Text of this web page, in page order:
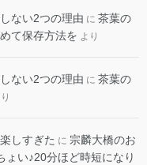
ない2つの理由 に 茶葉の
て保存方法を より
ない2つの理由 に 茶葉の
しすぎた に 宗麟大橋のお
い♪20分ほど時短になり